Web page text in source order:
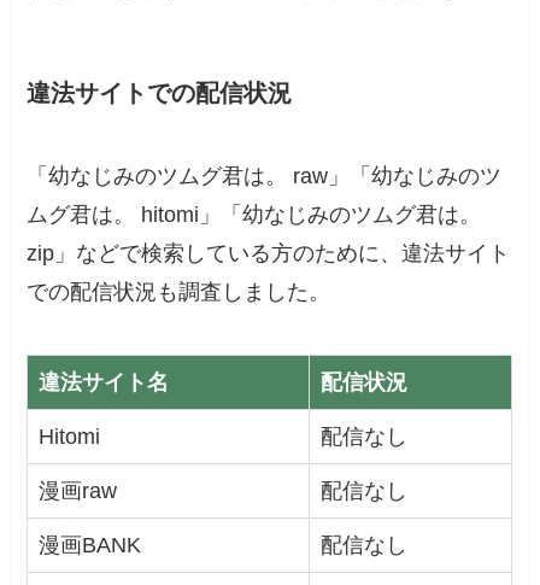
違法サイトでの配信状況
「幼なじみのツムグ君は。 raw」「幼なじみのツ
ムグ君は。 hitomi」「幼なじみのツムグ君は。
zip」などで検索している方のために、違法サイト
での配信状況も調査しました。
違法サイト名 配信状況
Hitomi 配信なし
漫画raw 配信なし
漫画BANK 配信なし